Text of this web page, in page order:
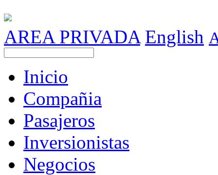
AREA PRIVADA English
Inicio
Compañia
Pasajeros
Inversionistas
Negocios